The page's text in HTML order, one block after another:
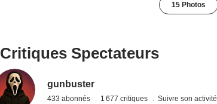
15 Photos
Critiques Spectateurs
gunbuster
433 abonnés 1 677 critiques Suivre son activité